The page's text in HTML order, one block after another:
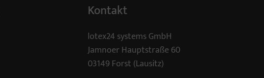
Kontakt
lotex24 systems GmbH
Jamnoer Hauptstraße 60
03149 Forst (Lausitz)